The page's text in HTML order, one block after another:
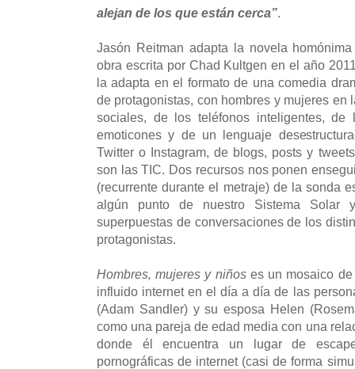
alejan de los que están cerca”.
Jasón Reitman adapta la novela homónima
obra escrita por Chad Kultgen en el año
la adapta en el formato de una comedia
de protagonistas, con hombres y mujeres en
sociales, de los teléfonos inteligentes, de
emoticones y de un lenguaje
Twitter o Instagram, de blogs, posts y
son las TIC. Dos recursos nos ponen
(recurrente durante el metraje) de la sonda
algún punto de nuestro Sistema Solar
superpuestas de conversaciones de los
protagonistas.
Hombres, mujeres y niñoses un mosaico de
influido internet en el día a día de las
(Adam Sandler) y su esposa Helen
como una pareja de edad media con una
donde él encuentra un lugar de
pornográficas de internet (casi de forma